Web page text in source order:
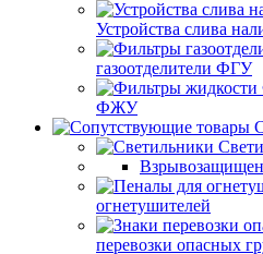
Устройства слива
газоотделители ФГУ
ФЖУ
огнетушителей
перевозки опасных